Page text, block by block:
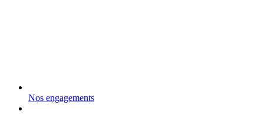
Nos engagements